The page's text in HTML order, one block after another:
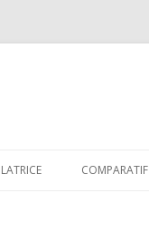
au COMPARATIF